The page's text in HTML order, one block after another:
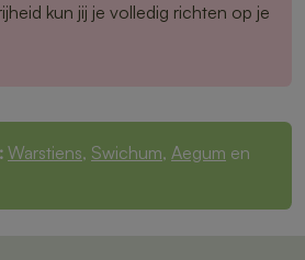
kun jij je volledig richten op je
Warstiens, Swichum, Aegum en